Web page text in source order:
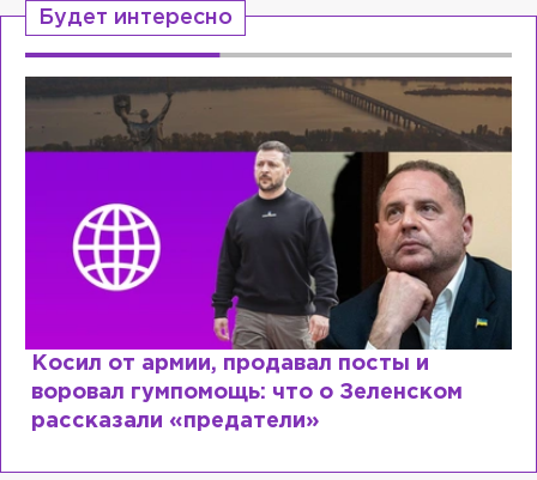
Будет интересно
Косил от армии, продавал посты и
воровал гумпомощь: что о Зеленском
рассказали «предатели»